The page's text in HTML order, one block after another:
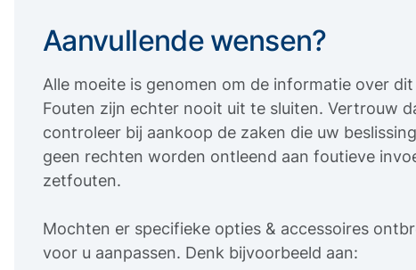
Aanvullende wensen?
Alle moeite is genomen om de informatie over
Fouten zijn echter nooit uit te sluiten. Vertrouw
controleer bij aankoop de zaken die uw
geen rechten worden ontleend aan foutieve
zetfouten.
Mochten er specifieke opties & accessoires
voor u aanpassen. Denk bijvoorbeeld aan: